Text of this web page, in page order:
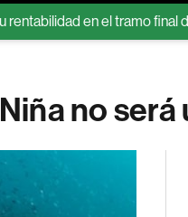
Mundo Videos
en el tramo final de su
no será